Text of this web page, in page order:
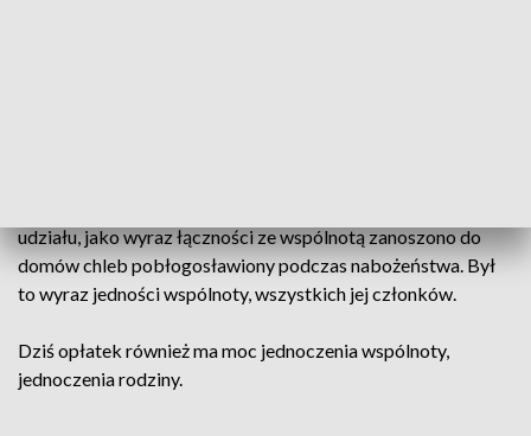
udziału, jako wyraz łączności ze wspólnotą zanoszono do
domów chleb pobłogosławiony podczas nabożeństwa. Był
to wyraz jedności wspólnoty, wszystkich jej członków.
Dziś opłatek również ma moc jednoczenia wspólnoty,
jednoczenia rodziny.